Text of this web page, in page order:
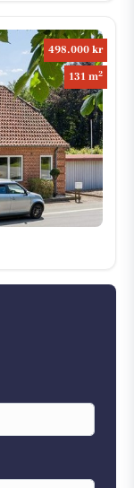
498.000 kr
131 m2